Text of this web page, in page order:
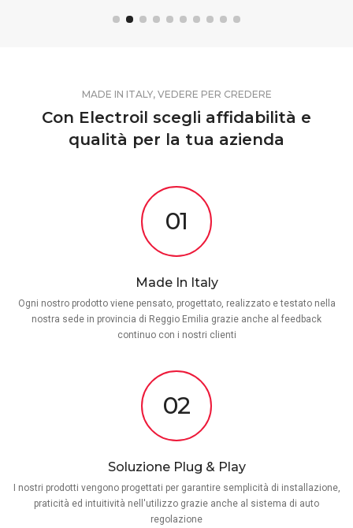
MADE IN ITALY, VEDERE PER CREDERE
Con Electroil scegli affidabilità e
qualità per la tua azienda
01
Made In Italy
Ogni nostro prodotto viene pensato, progettato, realizzato e testato nella
nostra sede in provincia di Reggio Emilia grazie anche al feedback
continuo con i nostri clienti
02
Soluzione Plug & Play
I nostri prodotti vengono progettati per garantire semplicità di installazione,
praticità ed intuitività nell'utilizzo grazie anche al sistema di auto
regolazione